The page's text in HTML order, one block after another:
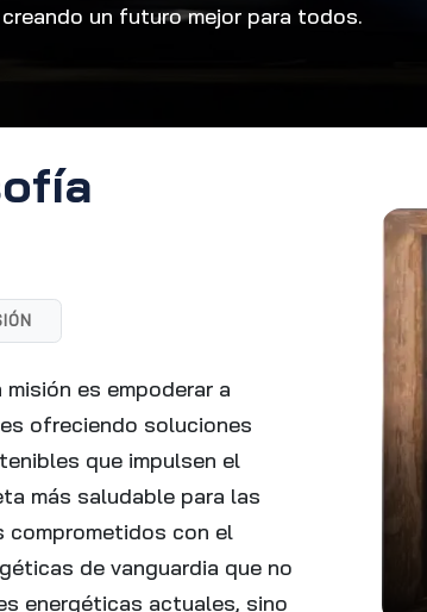
un futuro mejor para todos.
es empoderar a
ofreciendo soluciones
que impulsen el
más saludable para las
comprometidos con el
de vanguardia que no
energéticas actuales, sino